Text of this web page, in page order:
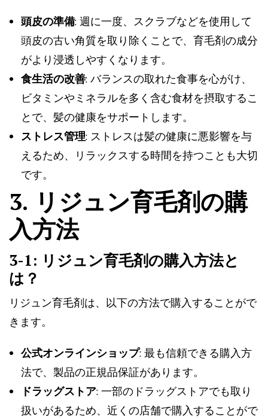
頭皮の準備: 週に一度、スクラブなどを使用して
頭皮の古い角質を取り除くことで、育毛剤の成分
がより浸透しやすくなります。
食生活の改善: バランスの取れた食事を心がけ、
ビタミンやミネラルを多く含む食材を摂取するこ
とで、髪の健康をサポートします。
ストレス管理: ストレスは髪の健康に悪影響を与
えるため、リラックスする時間を持つことも大切
です。
3. リジュン育毛剤の購
入方法
3-1: リジュン育毛剤の購入方法と
は？
リジュン育毛剤は、以下の方法で購入することがで
きます。
公式オンラインショップ: 最も信頼できる購入方
法で、製品の正規品保証があります。
ドラッグストア: 一部のドラッグストアでも取り
扱いがあるため、近くの店舗で購入することがで